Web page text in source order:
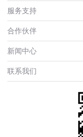
服务支持
合作伙伴
新闻中心
联系我们